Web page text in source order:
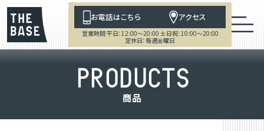
お電話はこちら アクセス
営業時間 平日：12:00～20:00 土日祝：10:00～20:00
定休日：毎週金曜日
PRODUCTS
商品